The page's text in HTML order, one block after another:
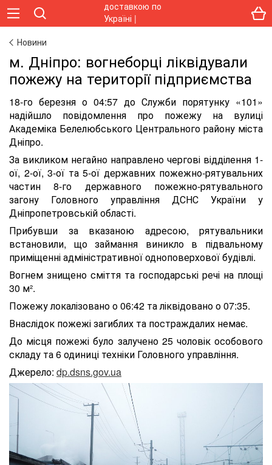
Новини
м. Дніпро: вогнеборці ліквідували
пожежу на території підприємства
18-го березня о 04:57 до Служби порятунку «101»
надійшло повідомлення про пожежу на вулиці
Академіка Белелюбського Центрального району міста
Дніпро.
За викликом негайно направлено чергові відділення 1-
ої, 2-ої, 3-ої та 5-ої державних пожежно-рятувальних
частин 8-го державного пожежно-рятувального
загону Головного управління ДСНС України у
Дніпропетровській області.
Прибувши за вказаною адресою, рятувальники
встановили, що займання виникло в підвальному
приміщенні адміністративної одноповерхової будівлі.
Вогнем знищено сміття та господарські речі на площі
30 м².
Пожежу локалізовано о 06:42 та ліквідовано о 07:35.
Внаслідок пожежі загиблих та постраждалих немає.
До місця пожежі було залучено 25 чоловік особового
складу та 6 одиниці техніки Головного управління.
Джерело: dp.dsns.gov.ua